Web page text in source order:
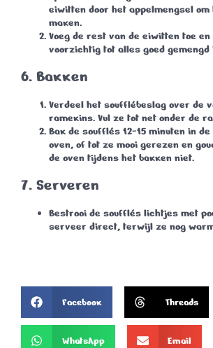
eiwitten door het appelmengsel
maken.
Voeg de rest van de eiwitten toe
voorzichtig tot alles goed gemengd
6. Bakken
Verdeel het soufflébeslag over de
ramekins. Vul ze tot net onder de
Bak de soufflés 12-15 minuten in
oven, of tot ze mooi gerezen en
de oven tijdens het bakken niet.
7. Serveren
Bestrooi de soufflés lichtjes met
serveer direct, terwijl ze nog
Facebook Threads
WhatsApp Email